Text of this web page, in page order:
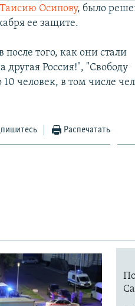
Осипову, было
ее защите.
того, как они стали
Россия!", "Свободу
человек, в том числе
Распечатать